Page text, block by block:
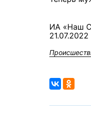
ИА «Наш
21.07.2022